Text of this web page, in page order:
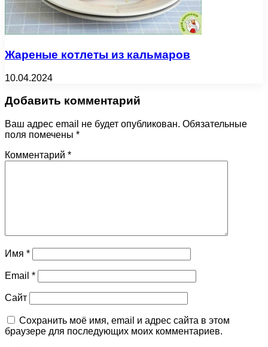
Жареные котлеты из кальмаров
10.04.2024
Добавить комментарий
Ваш адрес email не будет опубликован. Обязательные
поля помечены *
Комментарий *
Имя *
Email *
Сайт
Сохранить моё имя, email и адрес сайта в этом
браузере для последующих моих комментариев.